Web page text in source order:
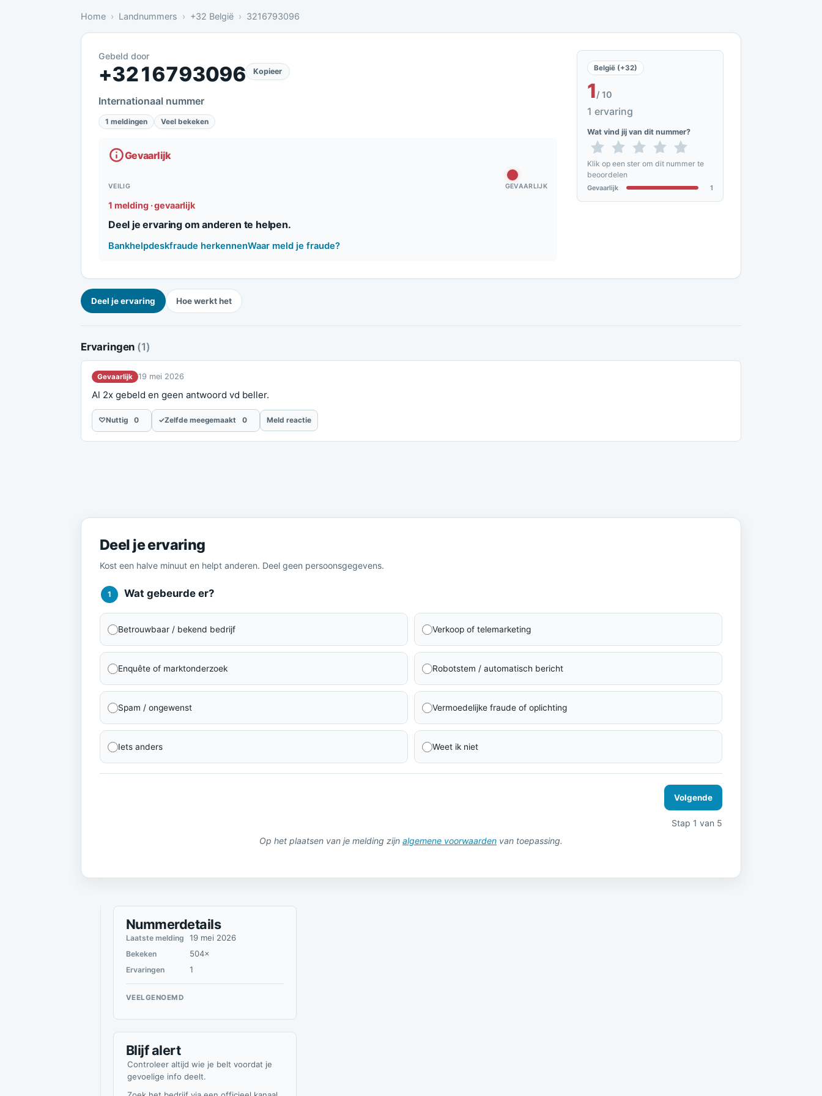
Home Landnummers +32 België 3216793096
Gevaarlijk: 1 melding bevestigt dit
Gebeld door
+3216793096 Kopieer
Internationaal nummer
1 meldingen Veel bekeken
Gevaarlijk
VEILIG GEVAARLIJK
1 melding · gevaarlijk
Deel je ervaring om anderen te helpen.
Bankhelpdeskfraude herkennenWaar meld je fraude?
België (+32)
1/ 10
1 ervaring
Wat vind jij van dit nummer?
Klik op een ster om dit nummer te
beoordelen
Gevaarlijk 1
Deel je ervaring Hoe werkt het
Ervaringen (1)
Gevaarlijk 19 mei 2026
Al 2x gebeld en geen antwoord vd beller.
♡Nuttig 0 ✓Zelfde meegemaakt 0 Meld reactie
Deel je ervaring
Kost een halve minuut en helpt anderen. Deel geen persoonsgegevens.
1 Wat gebeurde er?
Betrouwbaar / bekend bedrijf Verkoop of telemarketing
Enquête of marktonderzoek Robotstem / automatisch bericht
Spam / ongewenst Vermoedelijke fraude of oplichting
Iets anders Weet ik niet
Volgende
Stap 1 van 5
Op het plaatsen van je melding zijn algemene voorwaarden van toepassing.
Nummerdetails
Laatste melding 19 mei 2026
Bekeken 504×
Ervaringen 1
VEELGENOEMD
Blijf alert
Controleer altijd wie je belt voordat je
gevoelige info deelt.